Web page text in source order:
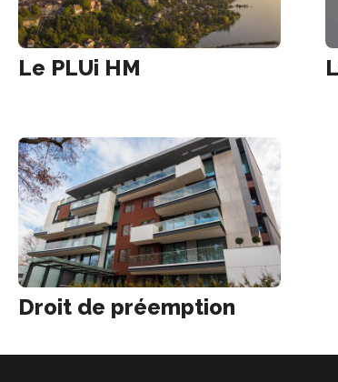
Le PLUi HM
Droit de préemption